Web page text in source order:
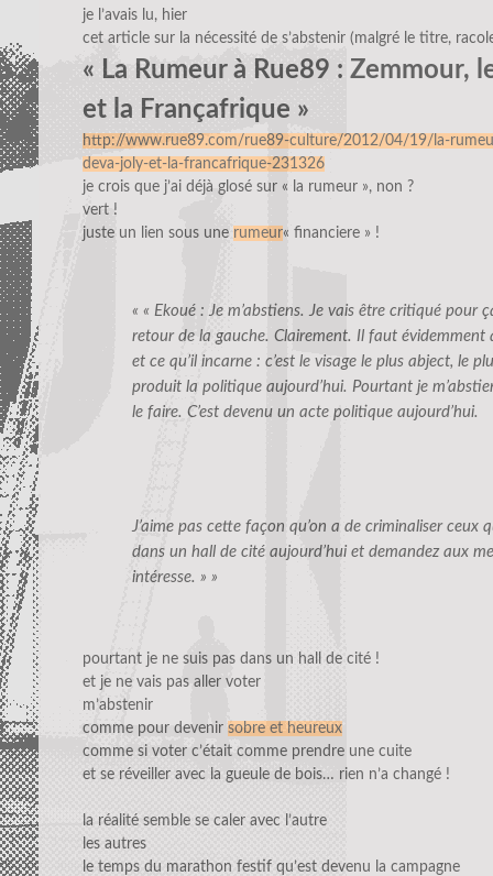
je l’avais lu, hier
cet article sur la nécessité de s’abstenir (malgré le titre,
« La Rumeur à Rue89 : Zemmour,
et la Françafrique »
http://www.rue89.com/rue89-culture/2012/04/19/la-
deva-joly-et-la-francafrique-231326
je crois que j’ai déjà glosé sur « la rumeur », non ?
vert !
juste un lien sous une rumeur« financiere » !
« « Ekoué : Je m’abstiens. Je vais être critiqué pour
retour de la gauche. Clairement. Il faut évidemment
et ce qu’il incarne : c’est le visage le plus abject, le
produit la politique aujourd’hui. Pourtant je
le faire. C’est devenu un acte politique aujourd’hui.
J’aime pas cette façon qu’on a de criminaliser ceux
dans un hall de cité aujourd’hui et demandez aux
intéresse. » »
pourtant je ne suis pas dans un hall de cité !
et je ne vais pas aller voter
m’abstenir
comme pour devenir sobre et heureux
comme si voter c’était comme prendre une cuite
et se réveiller avec la gueule de bois… rien n’a changé !
la réalité semble se caler avec l’autre
les autres
le temps du marathon festif qu’est devenu la campagne